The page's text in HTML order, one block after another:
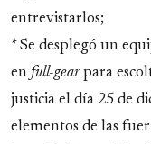
entrevistarlos;
* Se desplegó un
en full-gearpara
justicia el día 25 de
elementos de las